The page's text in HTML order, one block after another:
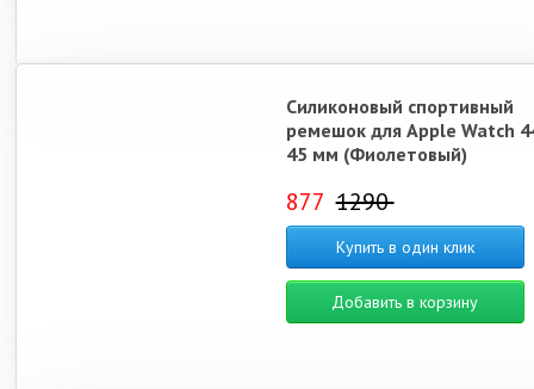
Силиконовый спортивный
ремешок для Apple Watch
45 мм (Фиолетовый)
877 1290
Купить в один клик
Добавить в корзину